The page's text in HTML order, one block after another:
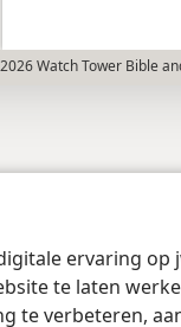
ervaring
te laten
te verbeteren,
Watch Tower Bible